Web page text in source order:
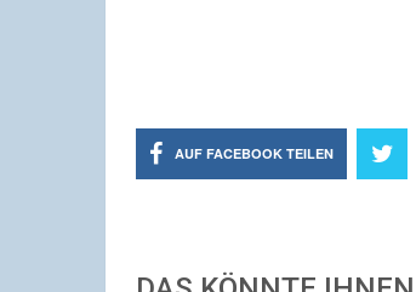
AUF FACEBOOK TEILEN